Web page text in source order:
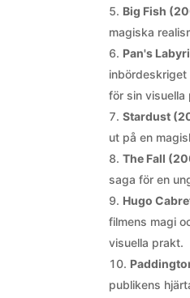
Big Fish
magiska
Pan's
inbördeskriget
för sin
Stardust
ut på en
The Fall
saga för en
Hugo
filmens magi
visuella prakt.
publikens